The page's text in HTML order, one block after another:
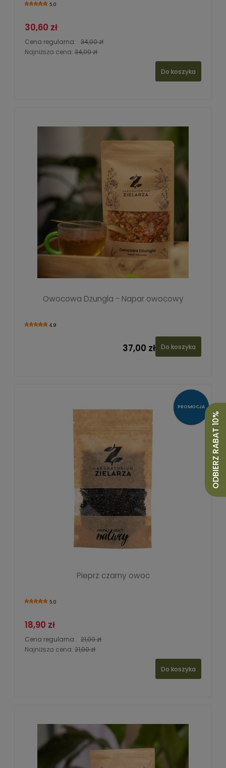
5.0
30,60 zł
Cena regularna:
34,00 zł
Najniższa cena: 34,00 zł
Do koszyka
Owocowa Dżungla - Napar owocowy
4.9
37,00 zł Do koszyka
Pieprz czarny owoc
5.0
18,90 zł
Cena regularna:
21,00 zł
Najniższa cena: 21,00 zł
Do koszyka
PROMOCJA
ODBIERZ RABAT 10%